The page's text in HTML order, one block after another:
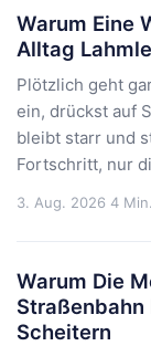
Warum Eine
Alltag
Plötzlich geht
ein, drückst auf
bleibt starr und
Fortschritt, nur
3. Aug. 2026 4
Warum Die
Straßenbahn
Scheitern